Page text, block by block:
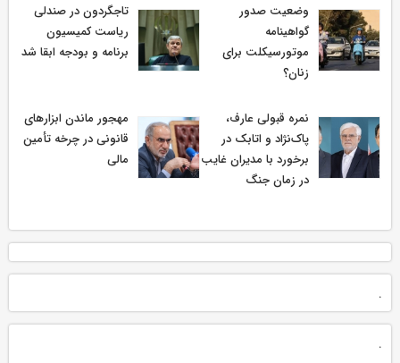
وضعیت صدور
گواهینامه
موتورسیکلت برای
زنان؟
تاجگردون در صندلی
ریاست کمیسیون
برنامه و بودجه ابقا شد
نمره قبولی عارف،
پاک‌نژاد و اتابک در
برخورد با مدیران غایب
در زمان جنگ
مهجور ماندن ابزارهای
قانونی در چرخه تأمین
مالی
.
.